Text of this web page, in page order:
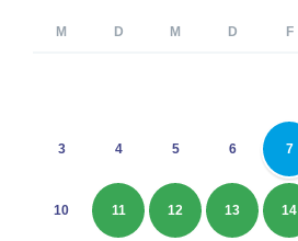
M D M D F
3 4 5 6 7
10 11 12 13 14